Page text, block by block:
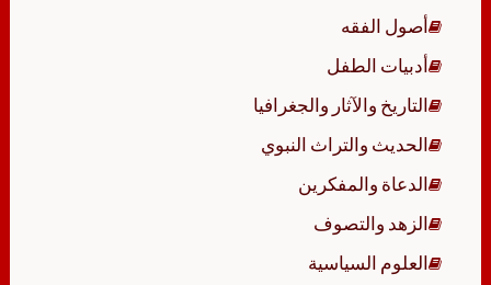
أصول الفقه
أدبيات الطفل
التاريخ والآثار والجغرافيا
الحديث والتراث النبوي
الدعاة والمفكرين
الزهد والتصوف
العلوم السياسية